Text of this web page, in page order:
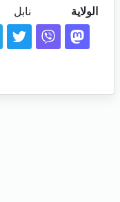
الولاية نابل